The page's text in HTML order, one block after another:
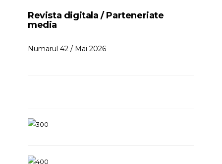
Revista digitala / Parteneriate
media
Numarul 42 / Mai 2026